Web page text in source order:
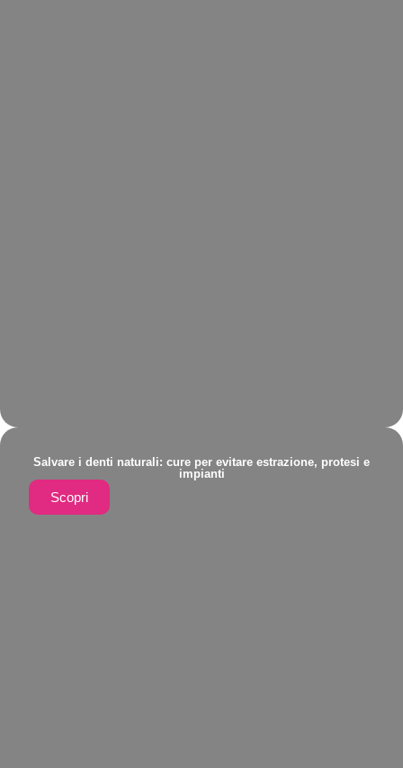
Salvare i denti naturali: cure per evitare estrazione, protesi e
impianti
Scopri